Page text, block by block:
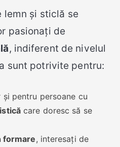
lemn și sticlă se
pasionați de
, indiferent de nivelul
sunt potrivite pentru:
și pentru persoane cu
care doresc să se
formare, interesați de